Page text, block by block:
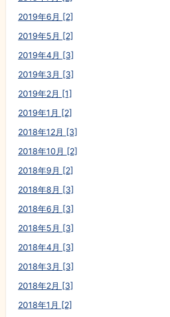
2019年6月 [2]
2019年5月 [2]
2019年4月 [3]
2019年3月 [3]
2019年2月 [1]
2019年1月 [2]
2018年12月 [3]
2018年10月 [2]
2018年9月 [2]
2018年8月 [3]
2018年6月 [3]
2018年5月 [3]
2018年4月 [3]
2018年3月 [3]
2018年2月 [3]
2018年1月 [2]